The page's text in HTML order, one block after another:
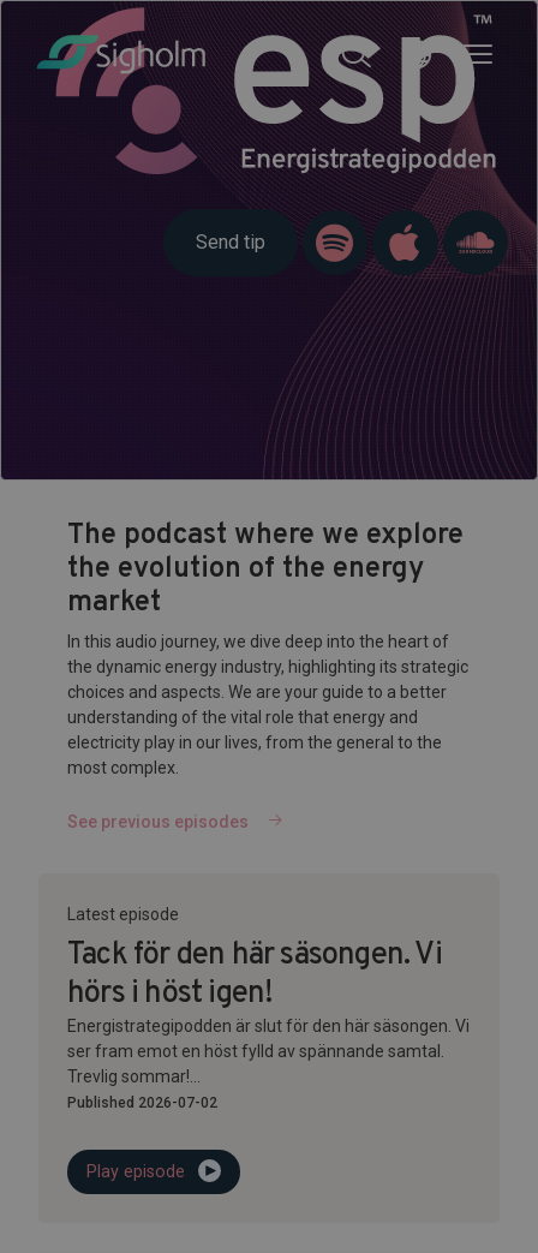
Send tip
The podcast where we explore
the evolution of the energy
market
In this audio journey, we dive deep into the heart of
the dynamic energy industry, highlighting its strategic
choices and aspects. We are your guide to a better
understanding of the vital role that energy and
electricity play in our lives, from the general to the
most complex.
See previous episodes
Latest episode
Tack för den här säsongen. Vi
hörs i höst igen!
Energistrategipodden är slut för den här säsongen. Vi
ser fram emot en höst fylld av spännande samtal.
Trevlig sommar!...
Published 2026-07-02
Play episode